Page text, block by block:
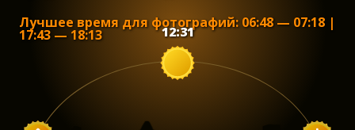
Лучшее время для фотографий: 06:48 — 07:18 |
17:43 — 18:13 12:31